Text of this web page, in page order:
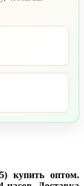
купить оптом.